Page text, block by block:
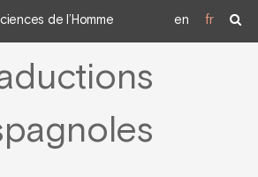
de l’Homme en fr